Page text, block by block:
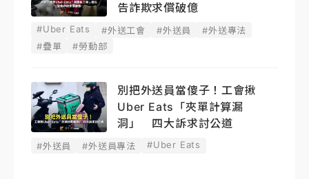
告詐欺求償破億
#Uber Eats #外送工會 #外送員
#外送專法
#疊單
#勞動部
別把外送員當傻子！工會揪
Uber Eats「夾單計算漏
洞」 四大訴求討公道
#外送員 #外送員專法 #Uber Eats